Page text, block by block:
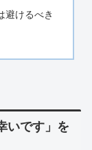
避けるべき
いです」を